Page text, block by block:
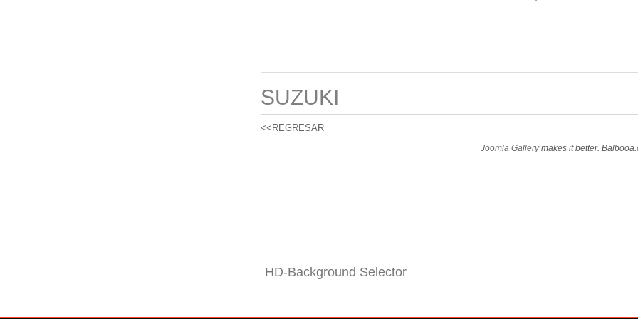
SUZUKI
<<REGRESAR
Joomla Gallerymakes it better.
HD-Background Selector